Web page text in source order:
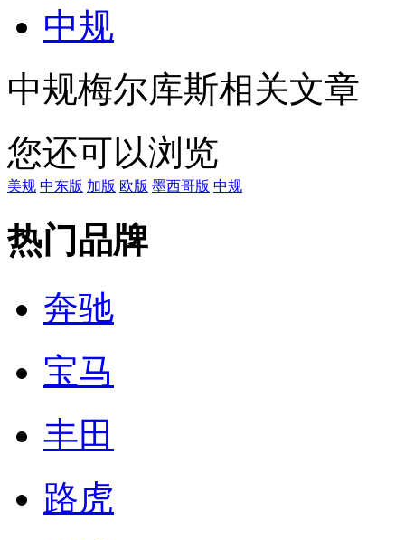
中规
中规梅尔库斯相关文章
您还可以浏览
美规 中东版 加版 欧版 墨西哥版 中规
热门品牌
奔驰
宝马
丰田
路虎